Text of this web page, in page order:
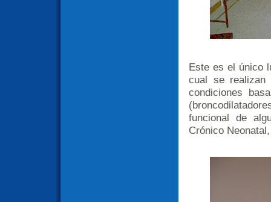
Este es el único
cual se
condiciones
funcional de
Crónico